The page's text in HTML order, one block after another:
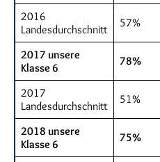
2016
Landesdurchschnitt
57%
2017 unsere
Klasse 6
78%
2017
Landesdurchschnitt
51%
2018 unsere
Klasse 6
75%